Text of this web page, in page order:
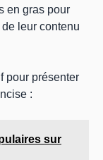
en gras pour
leur contenu
pour présenter
:
sur